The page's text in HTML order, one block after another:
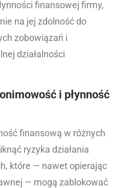
finansowej firmy,
na jej zdolność do
zobowiązań i
działalności
i płynność
finansową w różnych
ryzyka działania
które — nawet opierając
— mogą zablokować